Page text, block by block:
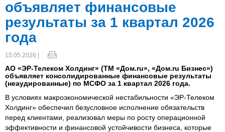
объявляет финансовые
результаты за 1 квартал 2026
года
15.05.2026 |
АО «ЭР-Телеком Холдинг» (ТМ «Дом.ru», «Дом.ru Бизнес»)
объявляет консолидированные финансовые результаты
(неаудированные) по МСФО за 1 квартал 2026 года.
В условиях макроэкономической нестабильности «ЭР-Телеком
Холдинг» обеспечил безусловное исполнение обязательств
перед клиентами, реализовал меры по росту операционной
эффективности и финансовой устойчивости бизнеса, которые